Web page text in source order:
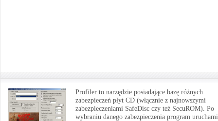
Profiler to narzędzie posiadające bazę różnych
zabezpieczeń płyt CD (włącznie z najnowszymi
zabezpieczeniami SafeDisc czy też SecuROM). Po
wybraniu danego zabezpieczenia program